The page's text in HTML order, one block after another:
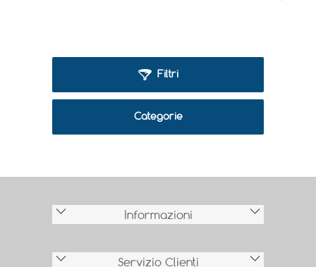
Filtri
Categorie
Informazioni
Servizio Clienti